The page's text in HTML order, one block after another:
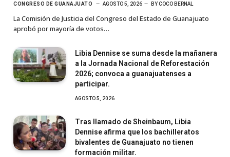
CONGRESO DE GUANAJUATO AGOSTO 5, 2026 BYCOCO BERNAL
La Comisión de Justicia del Congreso del Estado de Guanajuato
aprobó por mayoría de votos…
Libia Dennise se suma desde la mañanera
a la Jornada Nacional de Reforestación
2026; convoca a guanajuatenses a
participar.
AGOSTO 5, 2026
Tras llamado de Sheinbaum, Libia
Dennise afirma que los bachilleratos
bivalentes de Guanajuato no tienen
formación militar.